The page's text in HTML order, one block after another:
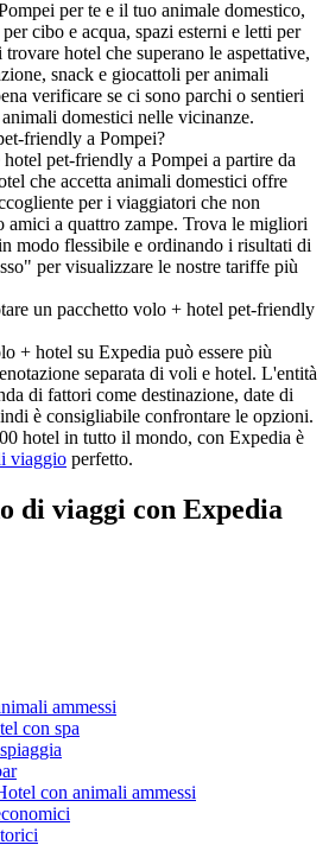
per te e il tuo animale domestico,
cibo e acqua, spazi esterni e letti per
hotel che superano le aspettative,
snack e giocattoli per animali
verificare se ci sono parchi o sentieri
domestici nelle vicinanze.
friendly a Pompei?
pet-friendly a Pompei a partire da
che accetta animali domestici offre
per i viaggiatori che non
amici a quattro zampe. Trova le migliori
modo flessibile e ordinando i risultati di
per visualizzare le nostre tariffe più
un pacchetto volo + hotel pet-friendly
+ hotel su Expedia può essere più
separata di voli e hotel. L'entità
di fattori come destinazione, date di
è consigliabile confrontare le opzioni.
hotel in tutto il mondo, con Expedia è
viaggio perfetto.
di viaggi con Expedia
ammessi
con spa
con animali ammessi